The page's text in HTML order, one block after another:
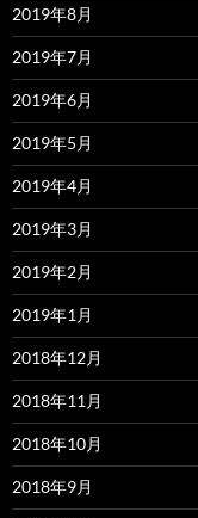
2019年8月
2019年7月
2019年6月
2019年5月
2019年4月
2019年3月
2019年2月
2019年1月
2018年12月
2018年11月
2018年10月
2018年9月